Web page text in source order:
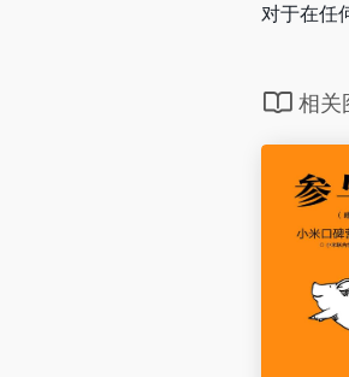
对于在任
相关